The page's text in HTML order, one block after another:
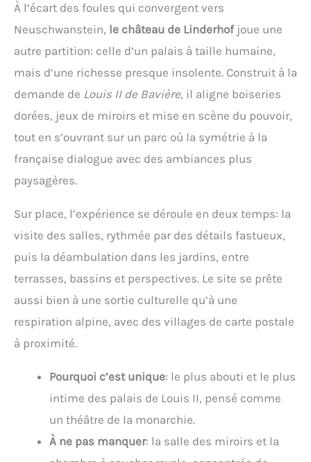
À l’écart des foules qui convergent vers
Neuschwanstein, le château de Linderhofjoue une
autre partition: celle d’un palais à taille humaine,
mais d’une richesse presque insolente. Construit à la
demande de Louis II de Bavière, il aligne boiseries
dorées, jeux de miroirs et mise en scène du pouvoir,
tout en s’ouvrant sur un parc où la symétrie à la
française dialogue avec des ambiances plus
paysagères.
Sur place, l’expérience se déroule en deux temps: la
visite des salles, rythmée par des détails fastueux,
puis la déambulation dans les jardins, entre
terrasses, bassins et perspectives. Le site se prête
aussi bien à une sortie culturelle qu’à une
respiration alpine, avec des villages de carte postale
à proximité.
Pourquoi c’est unique: le plus abouti et le plus
intime des palais de Louis II, pensé comme
un théâtre de la monarchie.
À ne pas manquer: la salle des miroirs et la